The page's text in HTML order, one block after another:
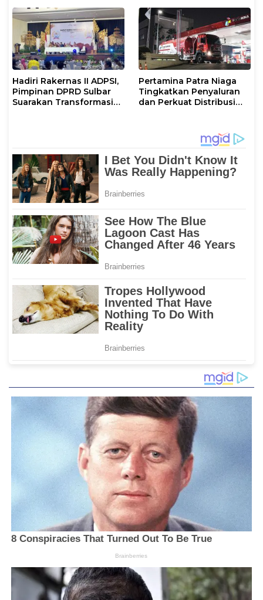
Hadiri Rakernas II ADPSI,
Pimpinan DPRD Sulbar
Suarakan Transformasi
Pertamina Patra Niaga
Tingkatkan Penyaluran
dan Perkuat Distribusi